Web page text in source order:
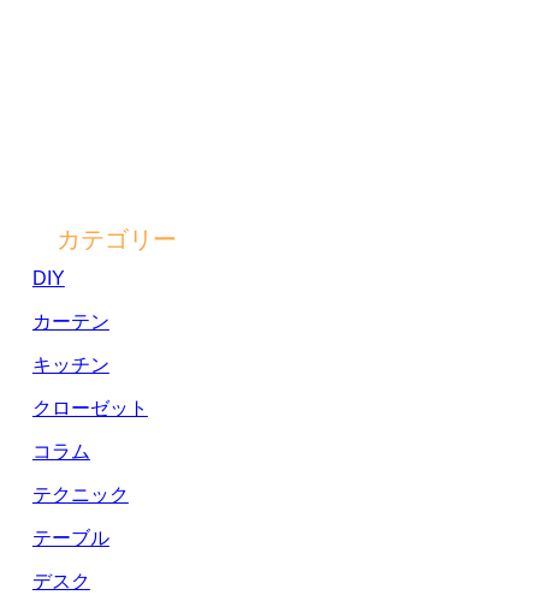
カテゴリー
DIY
カーテン
キッチン
クローゼット
コラム
テクニック
テーブル
デスク